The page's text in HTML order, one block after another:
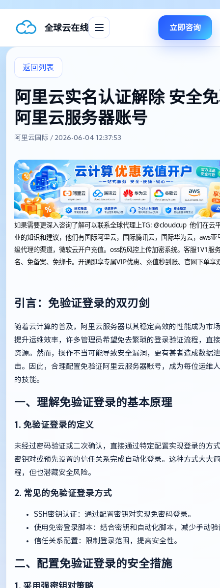
全球云在线 立即咨询
返回列表
阿里云实名认证解除 安全
阿里云服务器账号
阿里云国际 / 2026-06-04 12:37:53
如果需要更深入咨询了解可以联系全球代理上TG: @cloudcup 他们在云
业的知识和建议，他们有国际阿里云，国际腾讯云，国际华为云，aws亚
级代理的渠道，微软云开户充值。oss防风控上传加密系统。客服1V1服
名、免备案、免绑卡。开通即享专属VIP优惠、充值秒到账、官网下单享
引言：免验证登录的双刃剑
随着云计算的普及，阿里云服务器以其稳定高效的性能成为市
提升运维效率，许多管理员希望免去繁琐的登录验证流程，直
资源。然而，操作不当可能导致安全漏洞，更有甚者造成数据
击。因此，合理配置免验证阿里云服务器账号，成为每位运维
的技能。
一、理解免验证登录的基本原理
1. 免验证登录的定义
未经过密码验证或二次确认，直接通过特定配置实现登录的方
密钥对或预先设置的信任关系完成自动化登录。这种方式大大
程，但也潜藏安全风险。
2. 常见的免验证登录方式
SSH密钥认证：通过配置密钥对实现免密码登录。
使用免密登录脚本：结合密钥和自动化脚本，减少手动验
信任关系配置：限制登录范围，提高安全性。
二、配置免验证登录的安全措施
1. 采用强密钥对策略